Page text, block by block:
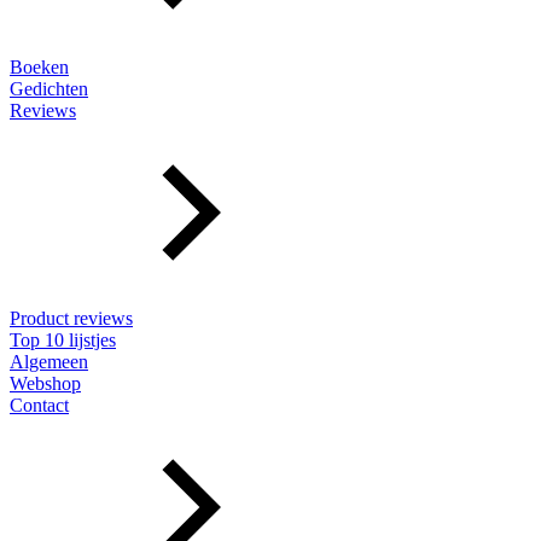
Boeken
Gedichten
Reviews
Product reviews
Top 10 lijstjes
Algemeen
Webshop
Contact